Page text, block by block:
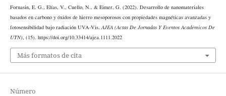
Fornasin, E. G., Elías, V., Cuello, N., & Eimer, G. (2022). Desarrollo de nanomateriales
basados en carbono y óxidos de hierro mesoporosos con propiedades magnéticas avanzadas y
fotosensibilidad bajo radiación UVA-Vis.AJEA (Actas De Jornadas Y Eventos Académicos De
UTN), (15). https://doi.org/10.33414/ajea.1111.2022
Más formatos de cita
Número